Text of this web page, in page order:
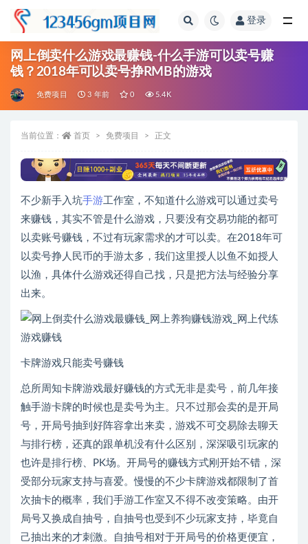
登录
网上倒卖什么游戏最赚钱-什么手游可以卖号赚
钱？2018年可以卖号挣RMB的游戏
免费项目 3 年前 0 5.4K
当前位置： 首页 免费项目 正文
不少新手入坑手游工作室，不知道什么游戏可以通过卖号
来赚钱，其实不管是什么游戏，只要没有交易功能的都可
以卖账号赚钱，不过有玩家需求的才可以卖。在2018年可
以卖号挣人民币的手游太多，我们这里授人以鱼不如授人
以渔，具体什么游戏还得自己找，只是把方法与经验分享
出来。
卡牌游戏只能卖号赚钱
总所周知卡牌游戏最好赚钱的方式无非是卖号，前几年接
触手游卡牌的时候也是卖号为主。只不过那会卖的是开局
号，开局号抽到好阵容拿出来卖，游戏不可交易除去聊天
与排行榜，还真的跟单机没有什么区别，深深吸引玩家的
也许是排行榜、PK场。开局号的赚钱方式刚开始不错，深
受部分玩家支持与喜爱。慢慢的不少卡牌游戏都限制了首
次抽卡的概率，我们手游工作室又不得不改变策略。由开
局号又换成自抽号，自抽号也受到不少玩家支持，毕竟自
己抽出来的才刺激。自抽号相对于开局号的价格更便宜，